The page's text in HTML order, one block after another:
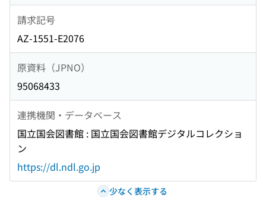
請求記号
AZ-1551-E2076
原資料（JPNO）
95068433
連携機関・データベース
国立国会図書館 : 国立国会図書館デジタルコレクショ
ン
https://dl.ndl.go.jp
少なく表示する